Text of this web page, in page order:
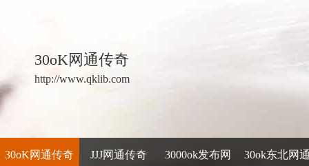
30oK网通传奇
http://www.qklib.com
30oK网通传奇 JJJ网通传奇 3000ok发布网 30ok东北网